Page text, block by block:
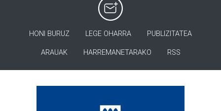
HONI BURUZ LEGE OHARRA PUBLIZITATEA
ARAUAK HARREMANETARAKO RSS